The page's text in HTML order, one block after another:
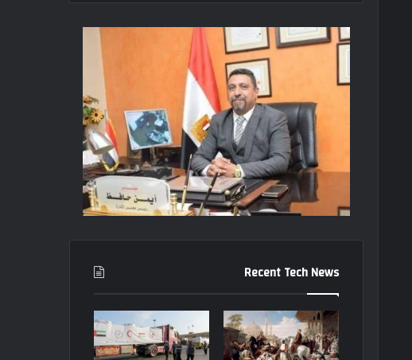
Recent Tech News